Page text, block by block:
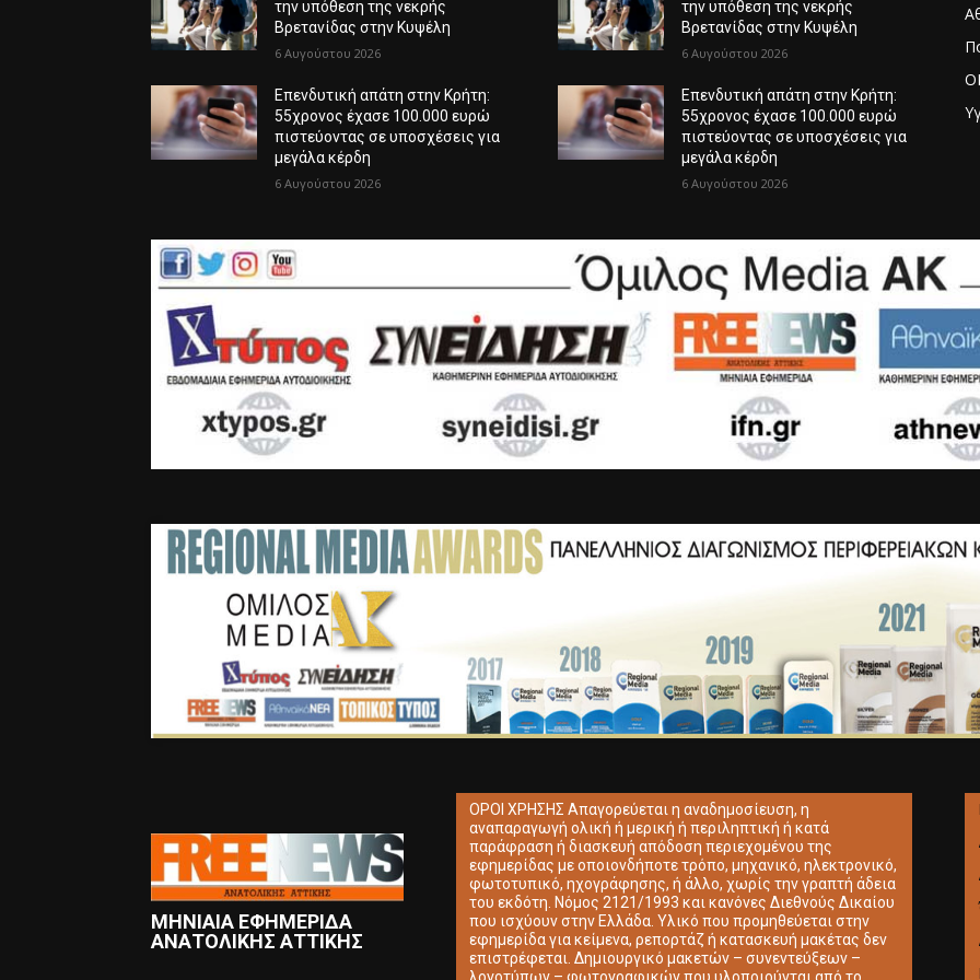
την υπόθεση της νεκρής
Βρετανίδας στην Κυψέλη
6 Αυγούστου 2026
Επενδυτική απάτη στην Κρήτη:
55χρονος έχασε 100.000 ευρώ
πιστεύοντας σε υποσχέσεις για
μεγάλα κέρδη
6 Αυγούστου 2026
την υπόθεση της νεκρής
Βρετανίδας στην Κυψέλη
6 Αυγούστου 2026
Επενδυτική απάτη στην Κρήτη:
55χρονος έχασε 100.000 ευρώ
πιστεύοντας σε υποσχέσεις για
μεγάλα κέρδη
6 Αυγούστου 2026
ΜΗΝΙΑΙΑ ΕΦΗΜΕΡΙΔΑ
ΑΝΑΤΟΛΙΚΗΣ ΑΤΤΙΚΗΣ
ΟΡΟΙ ΧΡΗΣΗΣ Απαγορεύεται η αναδημοσίευση, η
αναπαραγωγή ολική ή μερική ή περιληπτική ή κατά
παράφραση ή διασκευή απόδοση περιεχομένου της
εφημερίδας με οποιονδήποτε τρόπο, μηχανικό, ηλεκτρονικό,
φωτοτυπικό, ηχογράφησης, ή άλλο, χωρίς την γραπτή άδεια
του εκδότη. Νόμος 2121/1993 και κανόνες Διεθνούς Δικαίου
που ισχύουν στην Ελλάδα. Υλικό που προμηθεύεται στην
εφημερίδα για κείμενα, ρεπορτάζ ή κατασκευή μακέτας δεν
επιστρέφεται. Δημιουργικό μακετών – συνεντεύξεων –